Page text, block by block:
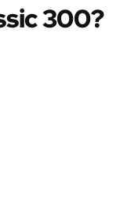
300?